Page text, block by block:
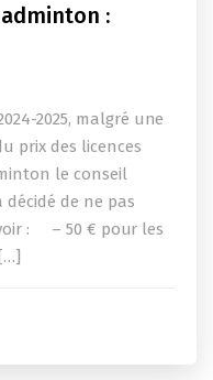
:
2025, malgré une
prix des licences
le conseil
de ne pas
: – 50 € pour les